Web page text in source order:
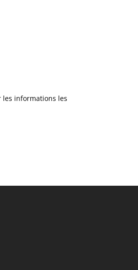
les informations les